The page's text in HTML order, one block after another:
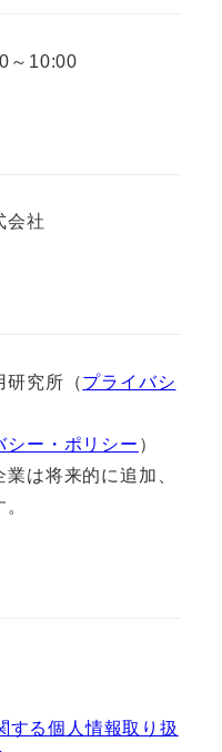
～10:00
会社
研究所（プライバシ
シー・ポリシー ）
は将来的に追加、
する個人情報取り扱